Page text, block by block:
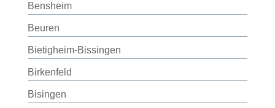
Bensheim
Beuren
Bietigheim-Bissingen
Birkenfeld
Bisingen